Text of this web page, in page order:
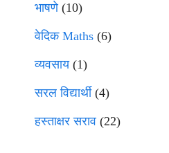
भाषणे(10)
वेदिक Maths (6)
व्यवसाय(1)
सरल विद्यार्थी(4)
हस्ताक्षर सराव (22)